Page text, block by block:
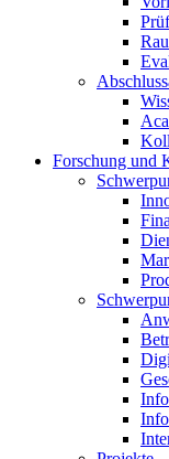
Forschung und